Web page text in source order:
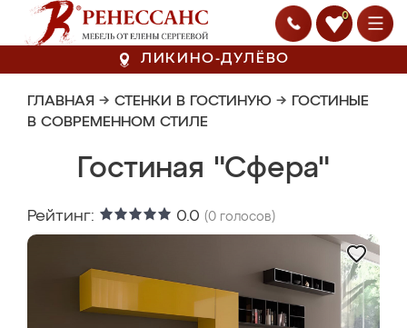
0
ЛИКИНО-ДУЛЁВО
ГЛАВНАЯ → СТЕНКИ В ГОСТИНУЮ → ГОСТИНЫЕ
В СОВРЕМЕННОМ СТИЛЕ
Гостиная "Сфера"
Рейтинг: 0.0 (0 голосов)